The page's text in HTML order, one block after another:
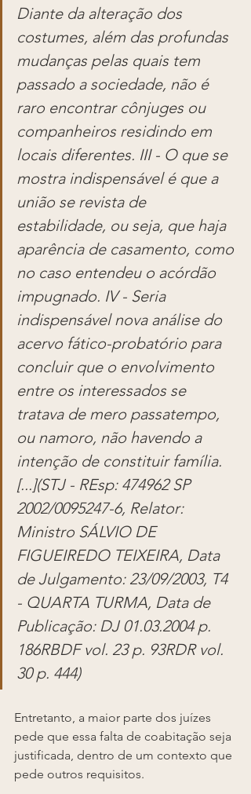
Diante da alteração dos
costumes, além das profundas
mudanças pelas quais tem
passado a sociedade, não é
raro encontrar cônjuges ou
companheiros residindo em
locais diferentes. III - O que se
mostra indispensável é que a
união se revista de
estabilidade, ou seja, que haja
aparência de casamento, como
no caso entendeu o acórdão
impugnado. IV - Seria
indispensável nova análise do
acervo fático-probatório para
concluir que o envolvimento
entre os interessados se
tratava de mero passatempo,
ou namoro, não havendo a
intenção de constituir família.
[...](STJ - REsp: 474962 SP
2002/0095247-6, Relator:
Ministro SÁLVIO DE
FIGUEIREDO TEIXEIRA, Data
de Julgamento: 23/09/2003, T4
- QUARTA TURMA, Data de
Publicação: DJ 01.03.2004 p.
186RBDF vol. 23 p. 93RDR vol.
30 p. 444)
Entretanto, a maior parte dos juízes
pede que essa falta de coabitação seja
justificada, dentro de um contexto que
pede outros requisitos.